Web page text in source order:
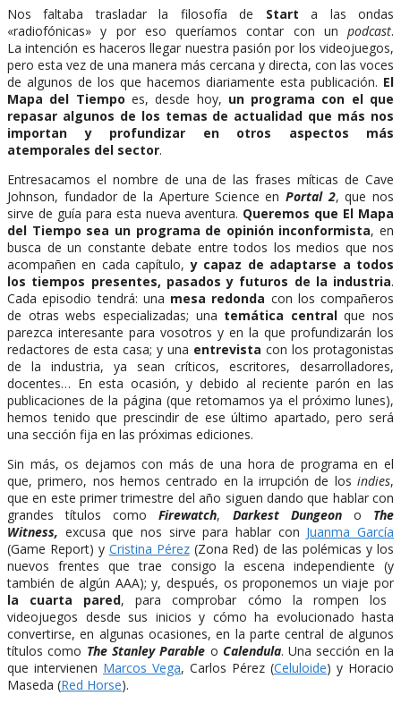
Nos faltaba trasladar la filosofía de Start a las ondas
«radiofónicas» y por eso queríamos contar con un podcast.
La intención es haceros llegar nuestra pasión por los videojuegos,
pero esta vez de una manera más cercana y directa, con las voces
de algunos de los que hacemos diariamente esta publicación. El
Mapa del Tiempo es, desde hoy, un programa con el que
repasar algunos de los temas de actualidad que más nos
importan y profundizar en otros aspectos más
atemporales del sector.
Entresacamos el nombre de una de las frases míticas de Cave
Johnson, fundador de la Aperture Science en Portal 2, que nos
sirve de guía para esta nueva aventura. Queremos que El Mapa
del Tiempo sea un programa de opinión inconformista, en
busca de un constante debate entre todos los medios que nos
acompañen en cada capítulo,y capaz de adaptarse a todos
los tiempos presentes, pasados y futuros de la industria.
Cada episodio tendrá: una mesa redonda con los compañeros
de otras webs especializadas; una temática centralque nos
parezca interesante para vosotros y en la que profundizarán los
redactores de esta casa; y una entrevista con los protagonistas
de la industria, ya sean críticos, escritores, desarrolladores,
docentes… En esta ocasión, y debido al reciente parón en las
publicaciones de la página (que retomamos ya el próximo lunes),
hemos tenido que prescindir de ese último apartado, pero será
una sección fija en las próximas ediciones.
Sin más, os dejamos con más de una hora de programa en el
que, primero, nos hemos centrado en la irrupción de los indies,
que en este primer trimestre del año siguen dando que hablar con
grandes títulos comoFirewatch, Darkest Dungeono The
Witness, excusa que nos sirve para hablar con Juanma García
(Game Report) y Cristina Pérez(Zona Red) de las polémicas y los
nuevos frentes que trae consigo la escena independiente (y
también de algún AAA); y, después, os proponemos un viaje por
la cuarta pared, para comprobar cómo la rompen los
videojuegos desde sus inicios y cómo ha evolucionado hasta
convertirse, en algunas ocasiones, en la parte central de algunos
títulos como The Stanley Parable o Calendula. Una sección en la
que intervienen Marcos Vega, Carlos Pérez (Celuloide) y Horacio
Maseda (Red Horse).